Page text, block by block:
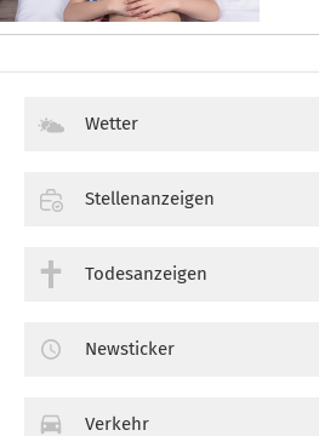
Wetter
Stellenanzeigen
Todesanzeigen
Newsticker
Verkehr